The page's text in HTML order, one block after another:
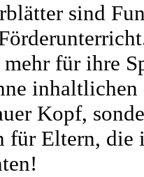
sind
für ihre
Kopf,
für Eltern,